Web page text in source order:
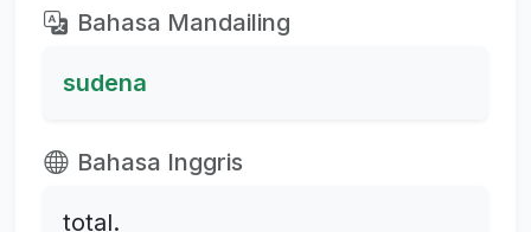
Bahasa Mandailing
sudena
Bahasa Inggris
total.